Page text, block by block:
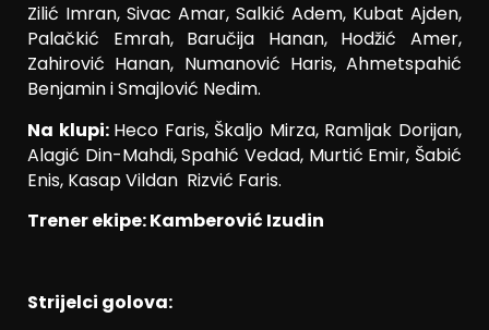
Zilić Imran, Sivac Amar, Salkić Adem, Kubat Ajden,
Palačkić Emrah, Baručija Hanan, Hodžić Amer,
Zahirović Hanan, Numanović Haris, Ahmetspahić
Benjamin i Smajlović Nedim.
Na klupi: Heco Faris, Škaljo Mirza, Ramljak Dorijan,
Alagić Din-Mahdi, Spahić Vedad, Murtić Emir, Šabić
Enis, Kasap Vildan Rizvić Faris.
Trener ekipe: Kamberović Izudin
Strijelci golova: